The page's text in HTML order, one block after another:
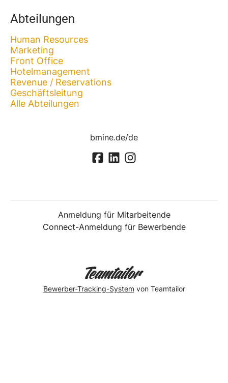
Abteilungen
Human Resources
Marketing
Front Office
Hotelmanagement
Revenue / Reservations
Geschäftsleitung
Alle Abteilungen
bmine.de/de
Anmeldung für Mitarbeitende
Connect-Anmeldung für Bewerbende
Bewerber-Tracking-System von Teamtailor